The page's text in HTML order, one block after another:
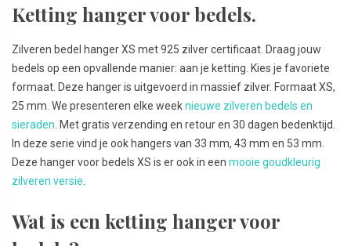
Ketting hanger voor bedels.
Zilveren bedel hanger XS met 925 zilver certificaat. Draag jouw
bedels op een opvallende manier: aan je ketting. Kies je favoriete
formaat. Deze hanger is uitgevoerd in massief zilver. Formaat XS,
25 mm. We presenteren elke weeknieuwe zilveren bedels en
sieraden . Met gratis verzending en retour en 30 dagen bedenktijd.
In deze serie vind je ook hangers van 33 mm, 43 mm en 53 mm.
Deze hanger voor bedels XS is er ook in een mooie goudkleurig
zilveren versie
Wat is een ketting hanger voor